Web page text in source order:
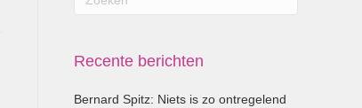
Recente berichten
Bernard Spitz: Niets is zo ontregelend